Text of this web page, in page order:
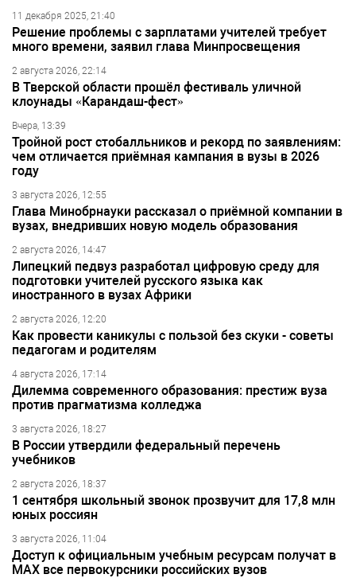
11 декабря 2025, 21:40
Решение проблемы с зарплатами учителей требует
много времени, заявил глава Минпросвещения
2 августа 2026, 22:14
В Тверской области прошёл фестиваль уличной
клоунады «Карандаш-фест»
Вчера, 13:39
Тройной рост стобалльников и рекорд по заявлениям:
чем отличается приёмная кампания в вузы в 2026
году
3 августа 2026, 12:55
Глава Минобрнауки рассказал о приёмной компании в
вузах, внедривших новую модель образования
2 августа 2026, 14:47
Липецкий педвуз разработал цифровую среду для
подготовки учителей русского языка как
иностранного в вузах Африки
2 августа 2026, 12:20
Как провести каникулы с пользой без скуки - советы
педагогам и родителям
4 августа 2026, 17:14
Дилемма современного образования: престиж вуза
против прагматизма колледжа
3 августа 2026, 18:27
В России утвердили федеральный перечень
учебников
2 августа 2026, 18:37
1 сентября школьный звонок прозвучит для 17,8 млн
юных россиян
3 августа 2026, 11:04
Доступ к официальным учебным ресурсам получат в
МАХ все первокурсники российских вузов